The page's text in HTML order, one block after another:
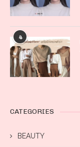
4
CATEGORIES
BEAUTY